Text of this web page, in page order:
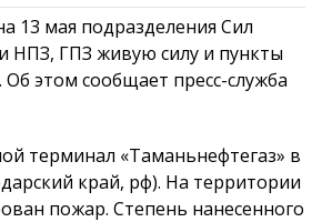
13 мая подразделения Сил
НПЗ, ГПЗ живую силу и пункты
Об этом сообщает пресс-служба
терминал «Таманьнефтегаз» в
край, рф). На территории
пожар. Степень нанесенного